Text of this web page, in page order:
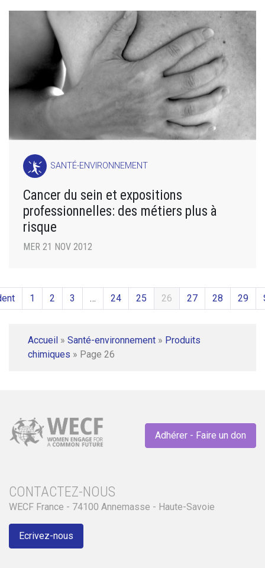
SANTÉ-ENVIRONNEMENT
Cancer du sein et expositions
professionnelles: des métiers plus à
risque
MER 21 NOV 2012
1 2 3 … 24 25 26 27 28 29
Accueil » Santé-environnement » Produits
chimiques » Page 26
Adhérer - Faire un don
CONTACTEZ-NOUS
WECF France - 74100 Annemasse - Haute-Savoie
Ecrivez-nous